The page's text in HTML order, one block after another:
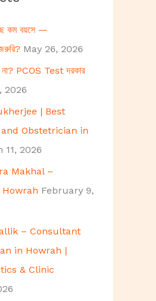
কম বয়সে —
May 26, 2026
না? PCOS Test দরকার
2026
| Best
Obstetrician in
11, 2026
Makhal –
February 9,
– Consultant
in Howrah |
& Clinic